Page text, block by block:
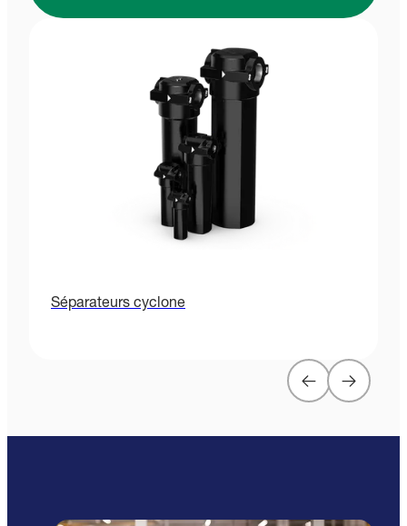
Séparateurs cyclone